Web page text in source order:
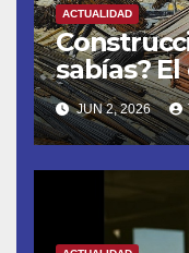
ACTUALIDAD
sabías?
JUN 2, 2026